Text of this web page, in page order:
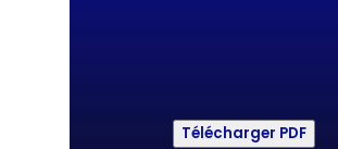
Télécharger PDF